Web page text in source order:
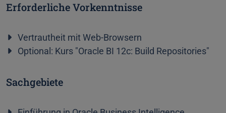
Erforderliche Vorkenntnisse
Vertrautheit mit Web-Browsern
Optional: Kurs "Oracle BI 12c: Build Repositories"
Sachgebiete